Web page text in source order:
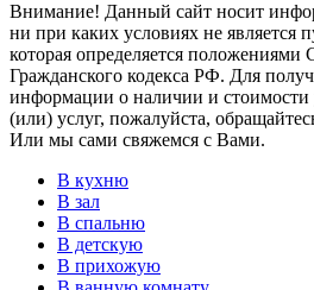
Внимание! Данный сайт носит
ни при каких условиях не является
которая определяется положениями
Гражданского кодекса РФ. Для
информации о наличии и стоимости
(или) услуг, пожалуйста,
Или мы сами свяжемся с Вами.
В кухню
В зал
В спальню
В детскую
В прихожую